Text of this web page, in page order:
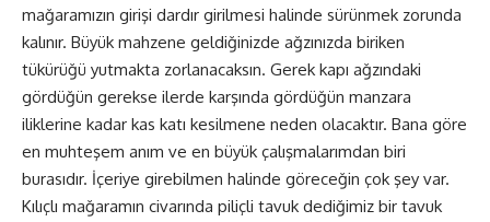
mağaramızın girişi dardır girilmesi halinde sürünmek zorunda
kalınır. Büyük mahzene geldiğinizde ağzınızda biriken
tükürüğü yutmakta zorlanacaksın. Gerek kapı ağzındaki
gördüğün gerekse ilerde karşında gördüğün manzara
iliklerine kadar kas katı kesilmene neden olacaktır. Bana göre
en muhteşem anım ve en büyük çalışmalarımdan biri
burasıdır. İçeriye girebilmen halinde göreceğin çok şey var.
Kılıçlı mağaramın civarında piliçli tavuk dediğimiz bir tavuk